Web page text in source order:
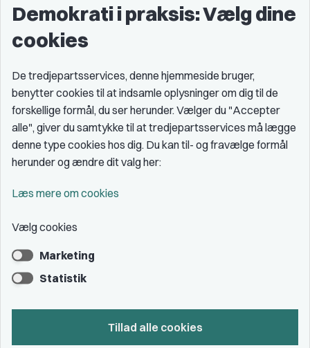
Demokrati i praksis: Vælg dine
cookies
De tredjepartsservices, denne hjemmeside bruger,
benytter cookies til at indsamle oplysninger om dig til de
forskellige formål, du ser herunder. Vælger du "Accepter
alle", giver du samtykke til at tredjepartsservices må lægge
denne type cookies hos dig. Du kan til- og fravælge formål
herunder og ændre dit valg her:
Læs mere om cookies
Vælg cookies
Marketing
Statistik
Tillad alle cookies